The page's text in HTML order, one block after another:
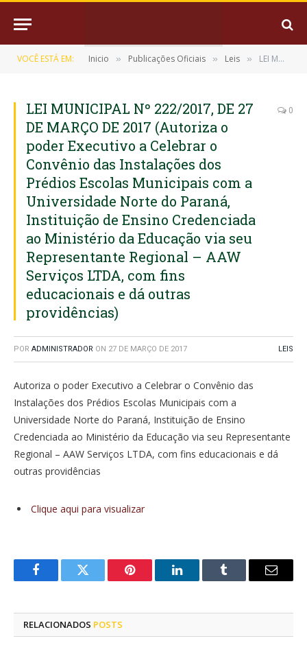
VOCÊ ESTÁ EM: Inicio » Publicações Oficiais » Leis » LEI MUNICIPAL Nº 222/2017, DE 27 DE MARÇO DE 2017 (Autoriza o poder Executivo a Celebrar o Convênio das Instalações dos Prédios Escolas Municipais com a Universidade Norte do Paraná, Instituição de Ensino Credenciada ao Ministério da Educação via seu Representante Regional – AAW Serviços LTDA, com fins educacionais e dá outras providências)
LEI MUNICIPAL Nº 222/2017, DE 27
DE MARÇO DE 2017 (Autoriza o
poder Executivo a Celebrar o
Convênio das Instalações dos
Prédios Escolas Municipais com a
Universidade Norte do Paraná,
Instituição de Ensino Credenciada
ao Ministério da Educação via seu
Representante Regional – AAW
Serviços LTDA, com fins
educacionais e dá outras
providências)
0
POR ADMINISTRADOR ON 27 DE MARÇO DE 2017 LEIS
Autoriza o poder Executivo a Celebrar o Convênio das
Instalações dos Prédios Escolas Municipais com a
Universidade Norte do Paraná, Instituição de Ensino
Credenciada ao Ministério da Educação via seu Representante
Regional – AAW Serviços LTDA, com fins educacionais e dá
outras providências
Clique aqui para visualizar
FacebookTwitter Pinterest LinkedInTumblr
E-
RELACIONADOS POSTS